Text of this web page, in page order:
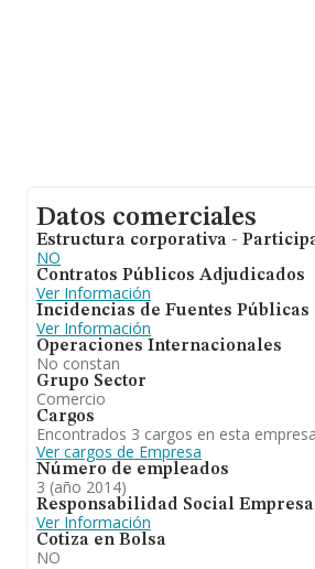
Datos comerciales
Estructura corporativa -
NO
Contratos Públicos Adjudicados
Ver Información
Incidencias de Fuentes Públicas
Ver Información
Operaciones Internacionales
No constan
Grupo Sector
Comercio
Cargos
Encontrados 3 cargos en esta empresa
Ver cargos de Empresa
Número de empleados
3 (año 2014)
Responsabilidad Social
Ver Información
Cotiza en Bolsa
NO